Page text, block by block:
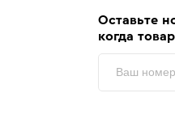
Оставьте
когда